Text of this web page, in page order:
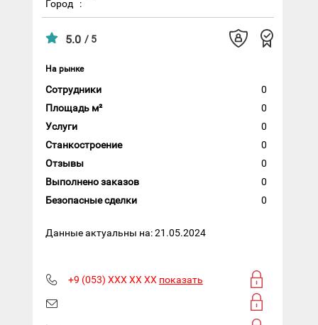
Город
:
5.0 / 5
На рынке
Сотрудники
0
Площадь м²
0
Услуги
0
Станкостроение
0
Отзывы
0
Выполнено заказов
0
Безопасные сделки
0
Данные актуальны на: 21.05.2024
+9 (053) XXX XX XX показать